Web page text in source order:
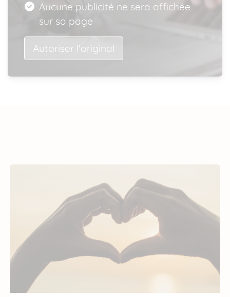
Aucune publicité ne sera affichée
sur sa page
Autoriser l'original